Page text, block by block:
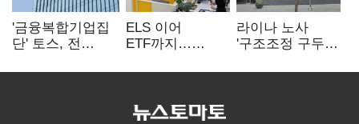
'금융복합기업집
단' 토스, 전
표준화
ELS 이어
ETF까지…
제동 걸린 은행
라이나 노사
'구조조정 구두